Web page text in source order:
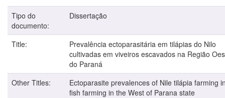
Tipo do
documento:
Dissertação
Title:
Prevalência ectoparasitária em tilápias do Nilo
cultivadas em viveiros escavados na Região
do Paraná
Other Titles:
Ectoparasite prevalences of Nile tilápia farming
fish farming in the West of Parana state